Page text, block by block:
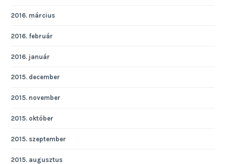
2016. március
2016. február
2016. január
2015. december
2015. november
2015. október
2015. szeptember
2015. augusztus